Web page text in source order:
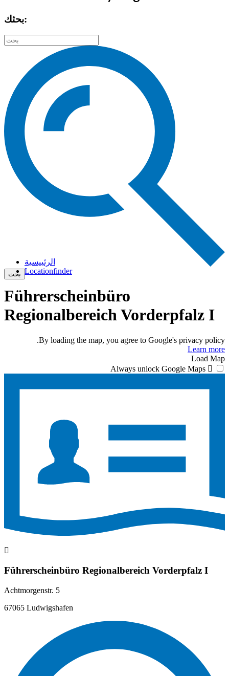
بحثك:
بحث
الرئييسية
Locationfinder
Führerscheinbüro
Regionalbereich Vorderpfalz I
By loading the map, you agree to Google's privacy policy.
Learn more
Load Map
Always unlock Google Maps
Führerscheinbüro Regionalbereich Vorderpfalz I
Achtmorgenstr. 5
67065 Ludwigshafen